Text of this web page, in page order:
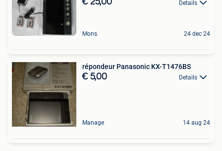
€ 25,00 Details
Mons 24 dec 24
répondeur Panasonic KX-T1476BS
€ 5,00 Details
Manage 14 aug 24